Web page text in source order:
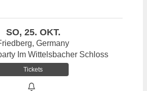
SO, 25. OKT.
Germany
Im Wittelsbacher Schloss
Tickets